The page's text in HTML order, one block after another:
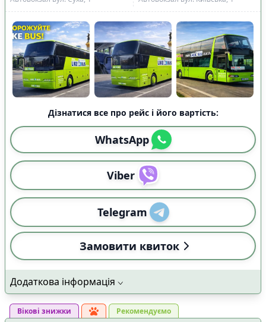
Дізнатися все про рейс і його вартість:
WhatsApp
Viber
Telegram
Замовити квиток
Додаткова інформація
Вікові знижки Рекомендуємо